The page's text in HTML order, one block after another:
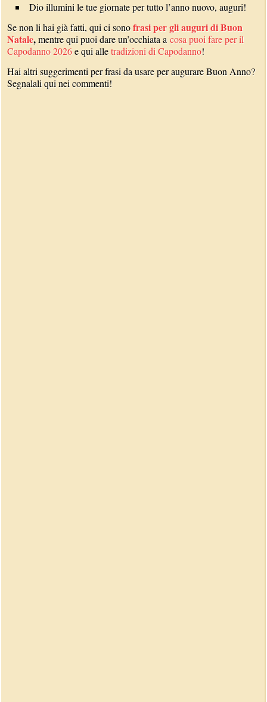
Dio illumini le tue giornate per tutto l’anno nuovo, auguri!
Se non li hai già fatti, qui ci sonofrasi per gli auguri di Buon
Natale,mentre qui puoi dare un’occhiata acosa puoi fare per il
Capodanno 2026e qui alletradizioni di Capodanno!
Hai altri suggerimenti per frasi da usare per augurare Buon Anno?
Segnalali qui nei commenti!